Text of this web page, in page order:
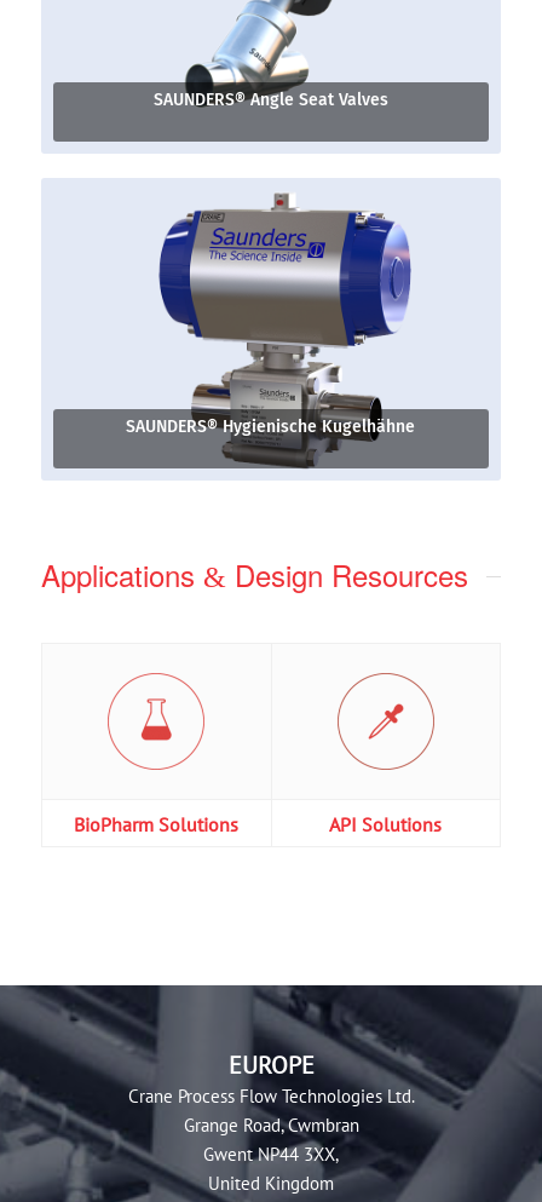
SAUNDERS® Angle Seat Valves
SAUNDERS® Hygienische Kugelhähne
Applications &Design Resources
BioPharm Solutions API Solutions
EUROPE
Crane Process Flow Technologies Ltd.
Grange Road, Cwmbran
Gwent NP44 3XX,
United Kingdom